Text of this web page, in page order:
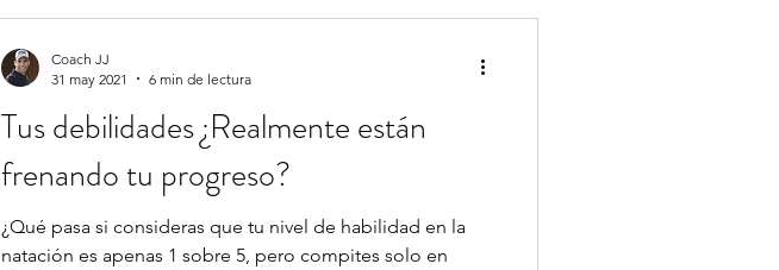
Tus debilidades ¿Realmente están
frenando tu progreso?
¿Qué pasa si consideras que tu nivel de habilidad en la
natación es apenas 1 sobre 5, pero compites solo en
Coach JJ
31 may 2021
6 min de lectura